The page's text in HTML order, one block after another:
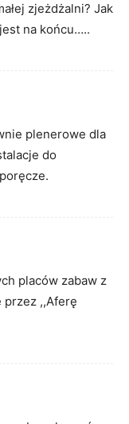
zjeżdżalni? Jak
na końcu…..
plenerowe dla
do
placów zabaw z
przez ,,Aferę